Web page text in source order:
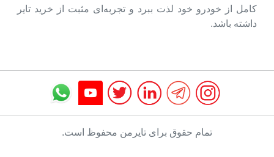
کامل از خودرو خود لذت ببرد و تجربه‌ای مثبت از خرید تایر
داشته باشد.
تمام حقوق برای تایرمن محفوظ است.